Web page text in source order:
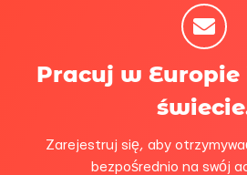
Pracuj w Europie
Zarejestruj się, aby
bezpośrednio na swój